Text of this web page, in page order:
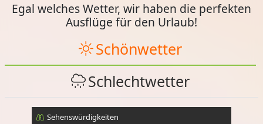
Egal welches Wetter, wir haben die perfekten
Ausflüge für den Urlaub!
Schönwetter
Schlechtwetter
Sehenswürdigkeiten